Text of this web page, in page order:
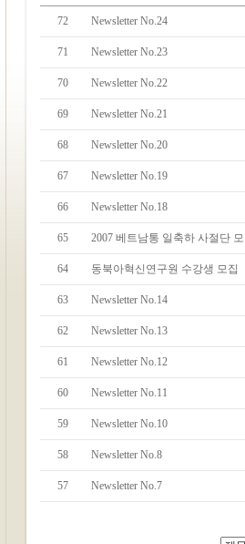
72 Newsletter No.24
71 Newsletter No.23
70 Newsletter No.22
69 Newsletter No.21
68 Newsletter No.20
67 Newsletter No.19
66 Newsletter No.18
65 2007 베트남통 일축하 사절단
64 동북아혁신연구원 수강생 모집
63 Newsletter No.14
62 Newsletter No.13
61 Newsletter No.12
60 Newsletter No.11
59 Newsletter No.10
58 Newsletter No.8
57 Newsletter No.7